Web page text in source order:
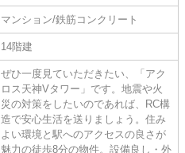
マンション/鉄筋コンクリート
14階建
ぜひ一度見ていただきたい、「アク
ロス天神Vタワー」です。地震や火
災の対策をしたいのであれば、RC構
造で安心生活を送りましょう。住み
よい環境と駅へのアクセスの良さが
魅力の徒歩8分の物件。設備良し・外